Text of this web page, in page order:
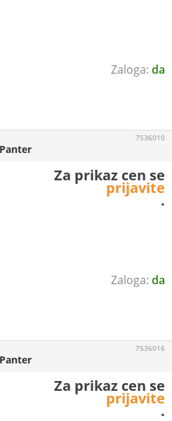
da
da
7536010
Za prikaz cen se
prijavite
.
7536016
Za prikaz cen se
prijavite
.